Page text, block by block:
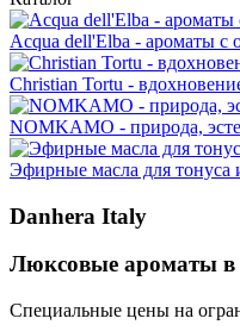
Acqua dell'Elba - ароматы с
Christian Tortu -
NOMKAMO - природа,
Эфирные масла для тонуса
Danhera Italy
Люксовые ароматы в
Специальные цены на